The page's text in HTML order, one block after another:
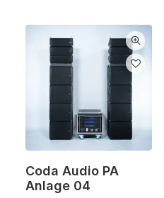
Coda Audio PA
Anlage 04